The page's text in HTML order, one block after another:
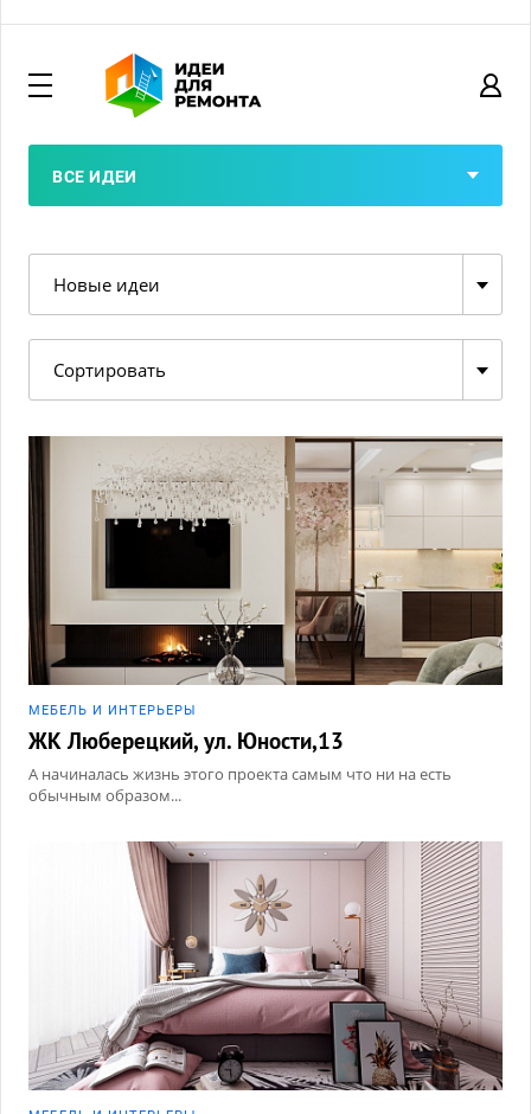
ВСЕ ИДЕИ
Новые идеи
Сортировать
МЕБЕЛЬ И ИНТЕРЬЕРЫ
ЖК Люберецкий, ул. Юности,13
А начиналась жизнь этого проекта самым что ни на есть
обычным образом...